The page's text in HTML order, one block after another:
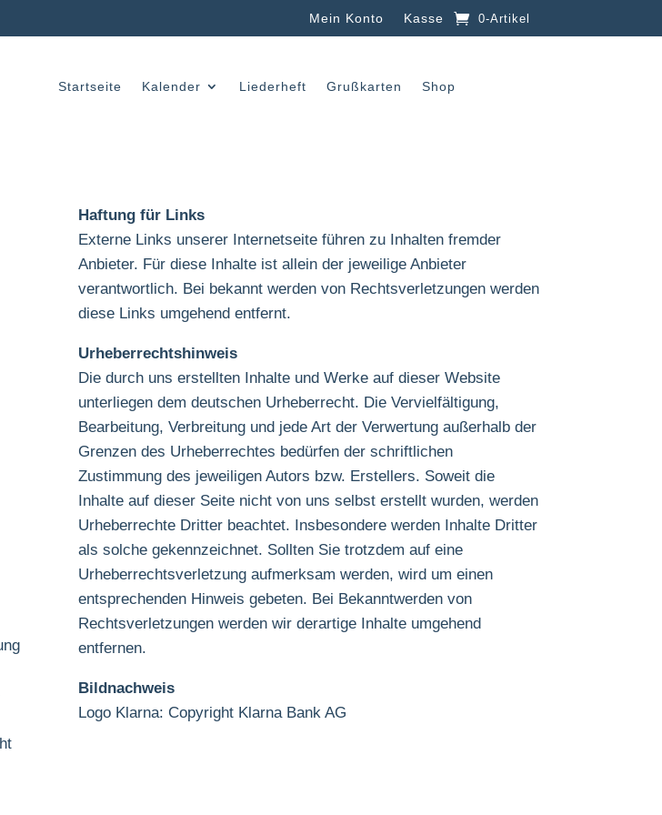
Mein Konto Kasse 0-Artikel
Startseite Kalender Liederheft Grußkarten Shop
Haftung für Links
Externe Links unserer Internetseite führen zu Inhalten fremder
Anbieter. Für diese Inhalte ist allein der jeweilige Anbieter
verantwortlich. Bei bekannt werden von Rechtsverletzungen werden
diese Links umgehend entfernt.
Urheberrechtshinweis
Die durch uns erstellten Inhalte und Werke auf dieser Website
unterliegen dem deutschen Urheberrecht. Die Vervielfältigung,
Bearbeitung, Verbreitung und jede Art der Verwertung außerhalb der
Grenzen des Urheberrechtes bedürfen der schriftlichen
Zustimmung des jeweiligen Autors bzw. Erstellers. Soweit die
Inhalte auf dieser Seite nicht von uns selbst erstellt wurden, werden
Urheberrechte Dritter beachtet. Insbesondere werden Inhalte Dritter
als solche gekennzeichnet. Sollten Sie trotzdem auf eine
Urheberrechtsverletzung aufmerksam werden, wird um einen
entsprechenden Hinweis gebeten. Bei Bekanntwerden von
Rechtsverletzungen werden wir derartige Inhalte umgehend
entfernen.
Bildnachweis
Logo Klarna: Copyright Klarna Bank AG